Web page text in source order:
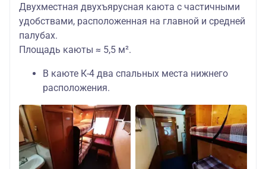
Двухместная двухъярусная каюта с частичными
удобствами, расположенная на главной и средней
палубах.
Площадь каюты ≈ 5,5 м².
В каюте К-4 два спальных места нижнего
расположения.